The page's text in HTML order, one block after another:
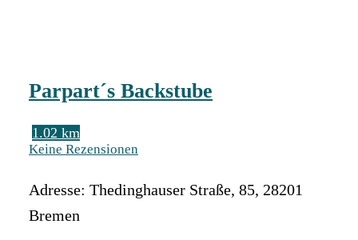
Parpart´s Backstube
1.02 km
Keine Rezensionen
Adresse: Thedinghauser Straße, 85, 28201
Bremen